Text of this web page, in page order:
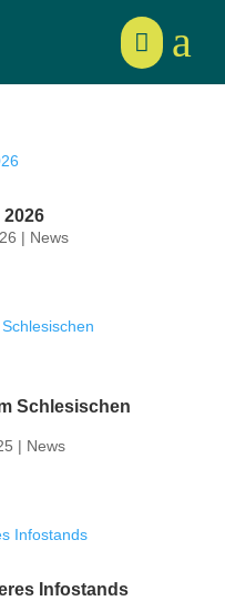
 a
| News
Schlesischen
| News
Infostands